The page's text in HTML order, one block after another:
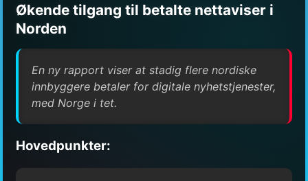
Økende tilgang til betalte nettaviser i
Norden
En ny rapport viser at stadig flere nordiske
innbyggere betaler for digitale nyhetstjenester,
med Norge i tet.
Hovedpunkter: